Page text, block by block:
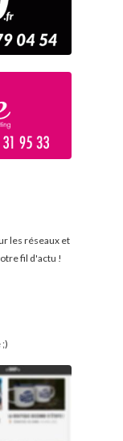
les réseaux et
fil d'actu !